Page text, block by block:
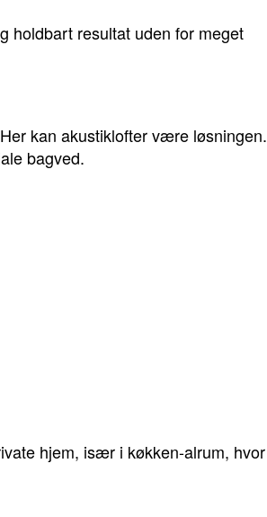
holdbart resultat uden for meget
kan akustiklofter være løsningen.
bagved.
hjem, især i køkken-alrum, hvor